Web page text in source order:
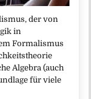
der von
in
Formalismus
Algebra (auch
für viele